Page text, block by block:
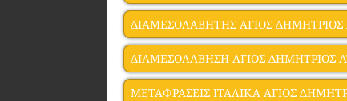
ΔΙΑΜΕΣΟΛΑΒΗΤΗΣ ΑΓΙΟΣ ΔΗΜΗΤΡΙΟΣ
ΔΙΑΜΕΣΟΛΑΒΗΣΗ ΑΓΙΟΣ ΔΗΜΗΤΡΙΟΣ
ΜΕΤΑΦΡΑΣΕΙΣ ΙΤΑΛΙΚΑ ΑΓΙΟΣ